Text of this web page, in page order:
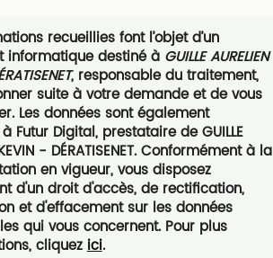
recueillies font l’objet d’un
informatique destiné àGUILLE AURELIEN
, responsable du traitement,
suite à votre demande et de vous
Les données sont également
Futur Digital, prestataire de GUILLE
- DÉRATISENET. Conformément à la
en vigueur, vous disposez
d'un droit d'accès, de rectification,
et d'effacement sur les données
qui vous concernent. Pour plus
cliquezici.